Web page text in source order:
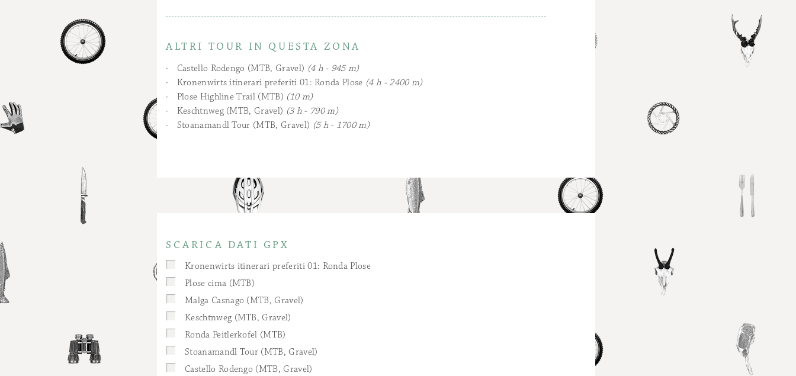
ALTRI TOUR IN QUESTA ZONA
Castello Rodengo (MTB, Gravel) (4 h - 945 m)
Kronenwirts itinerari preferiti 01: Ronda Plose (4 h - 2400 m)
Plose Highline Trail (MTB) (10 m)
Keschtnweg (MTB, Gravel) (3 h - 790 m)
Stoanamandl Tour (MTB, Gravel) (5 h - 1700 m)
SCARICA DATI GPX
Kronenwirts itinerari preferiti 01: Ronda Plose
Plose cima (MTB)
Malga Casnago (MTB, Gravel)
Keschtnweg (MTB, Gravel)
Ronda Peitlerkofel (MTB)
Stoanamandl Tour (MTB, Gravel)
Castello Rodengo (MTB, Gravel)